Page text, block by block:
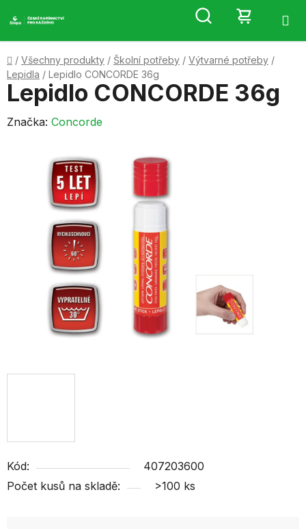
na
Hledat
KOŠÍK
Domů
/ Všechny produkty / Školní potřeby / Výtvarné potřeby /
Lepidla / Lepidlo CONCORDE 36g
Kód:
407203600
Počet kusů na skladě:
>100 ks
Lepidlo CONCORDE 36g
Značka: Concorde